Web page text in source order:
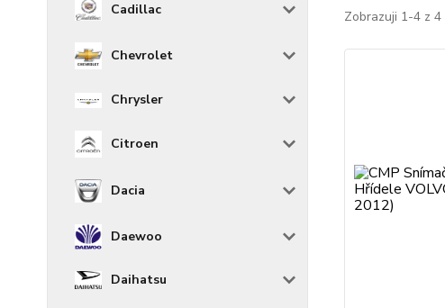
Cadillac
Chevrolet
Chrysler
Citroen
Dacia
Daewoo
Daihatsu
Zobrazuji 1-4 z 4